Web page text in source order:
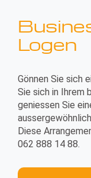
Logen
Gönnen Sie sich
Sie sich in Ihrem
geniessen Sie
Diese
062 888 14 88.